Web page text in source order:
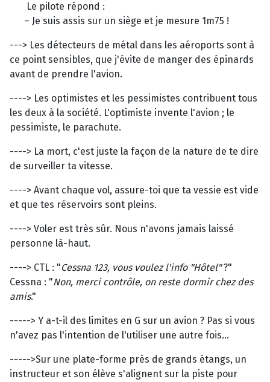
Le pilote répond :
– Je suis assis sur un siège et je mesure 1m75 !
---> Les détecteurs de métal dans les aéroports sont à
ce point sensibles, que j'évite de manger des épinards
avant de prendre l'avion.
----> Les optimistes et les pessimistes contribuent tous
les deux à la société. L'optimiste invente l'avion ; le
pessimiste, le parachute.
----> La mort, c'est juste la façon de la nature de te dire
de surveiller ta vitesse.
----> Avant chaque vol, assure-toi que ta vessie est vide
et que tes réservoirs sont pleins.
----> Voler est très sûr. Nous n'avons jamais laissé
personne là-haut.
----> CTL : "Cessna 123, vous voulez l'info "Hôtel"?"
Cessna : "Non, merci contrôle, on reste dormir chez des
amis."
-----> Y a-t-il des limites en G sur un avion ? Pas si vous
n'avez pas l'intention de l'utiliser une autre fois...
----->Sur une plate-forme près de grands étangs, un
instructeur et son élève s'alignent sur la piste pour